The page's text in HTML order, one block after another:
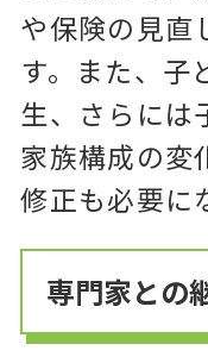
や保険の見直
す。また、子
生、さらには
家族構成の変
修正も必要に
専門家との